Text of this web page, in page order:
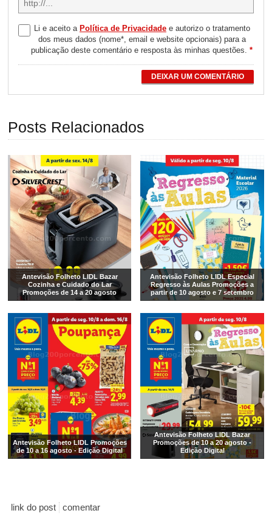
Li e aceito a Política de Privacidadee autorizo o tratamento
dos meus dados (nome*, email e website opcionais) para a
publicação deste comentário e resposta às minhas questões.*
DEIXAR UM COMENTÁRIO
Posts Relacionados
Antevisão Folheto LIDL Bazar
Cozinha e Cuidado do Lar
Promoções de 14 a 20 agosto
Antevisão Folheto LIDL Especial
Regresso às Aulas Promoções a
partir de 10 agosto e 7 setembro
Antevisão Folheto LIDL Promoções
de 10 a 16 agosto - Edição Digital
Antevisão Folheto LIDL Bazar
Promoções de 10 a 20 agosto -
Edição Digital
link do post comentar